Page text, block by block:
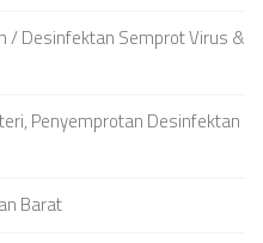
/ Desinfektan Semprot Virus &
Penyemprotan Desinfektan
Barat